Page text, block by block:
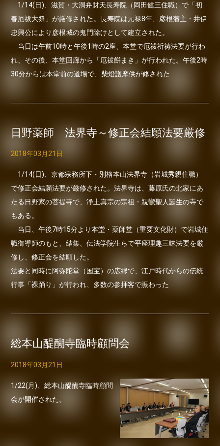
1/14(日)、滋賀・大洞弁財天長寿院（岡田健三住職）で「初
春厄祓大祭」が厳修された。長寿院は元禄8年、彦根藩主・井伊
忠興公により彦根城の鬼門除けとして建立された。
当日は午前10時と午後1時の2座、本堂で厄祓祈祷法要が行わ
れ、その後、本堂回廊から「厄祓餅まき」が行われた。午後2時
30分からは本堂前の道場で、柴燈護摩供が修された
日野薬師 法界寺～修正会結願法要厳修
2018年03月21日
1/14(日)、京都宗務所下・別格本山法界寺（岩城秀親住職）
で修正会結願法要が厳修された。法界寺は、藤原氏の北家にあ
たる日野家の菩提寺で、浄土真宗の宗祖・親鸞聖人誕生の寺で
もある。
当日、午後7時15分より本堂・薬師堂（重要文化財）で岩城住
職御導師のもと、結集、伝法学院生らで平座理趣三昧法要を厳
修し、修正会を結願した。
法要と同時に阿弥陀堂（国宝）の広縁で、江戸時代からの伝統
行事「裸踊り」が行われ、多数の参拝客で賑わった
総本山醍醐寺臨時顧問会
2018年03月21日
1/22(月)、総本山醍醐寺臨時顧問
会が開催された。